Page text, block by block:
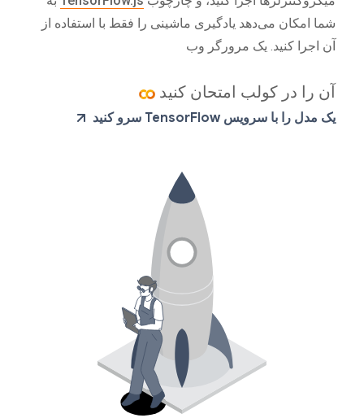
شما امکان می‌دهد یادگیری ماشینی را فقط با استفاده از
آن اجرا کنید. یک مرورگر وب
آن را در کولب امتحان کنید
یک مدل را با سرویس TensorFlow سرو کنید